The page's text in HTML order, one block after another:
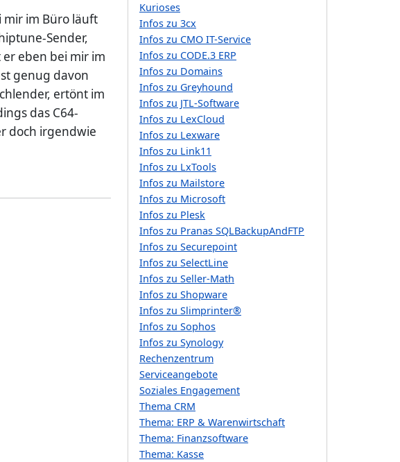
mir im Büro läuft
Sender,
eben bei mir im
genug davon
ertönt im
das C64-
doch irgendwie
Kurioses
Infos zu 3cx
Infos zu CMO IT-Service
Infos zu CODE.3 ERP
Infos zu Domains
Infos zu Greyhound
Infos zu JTL-Software
Infos zu LexCloud
Infos zu Lexware
Infos zu Link11
Infos zu LxTools
Infos zu Mailstore
Infos zu Microsoft
Infos zu Plesk
Infos zu Pranas SQLBackupAndFTP
Infos zu Securepoint
Infos zu SelectLine
Infos zu Seller-Math
Infos zu Shopware
Infos zu Slimprinter®
Infos zu Sophos
Infos zu Synology
Rechenzentrum
Serviceangebote
Soziales Engagement
Thema CRM
Thema: ERP & Warenwirtschaft
Thema: Finanzsoftware
Thema: Kasse